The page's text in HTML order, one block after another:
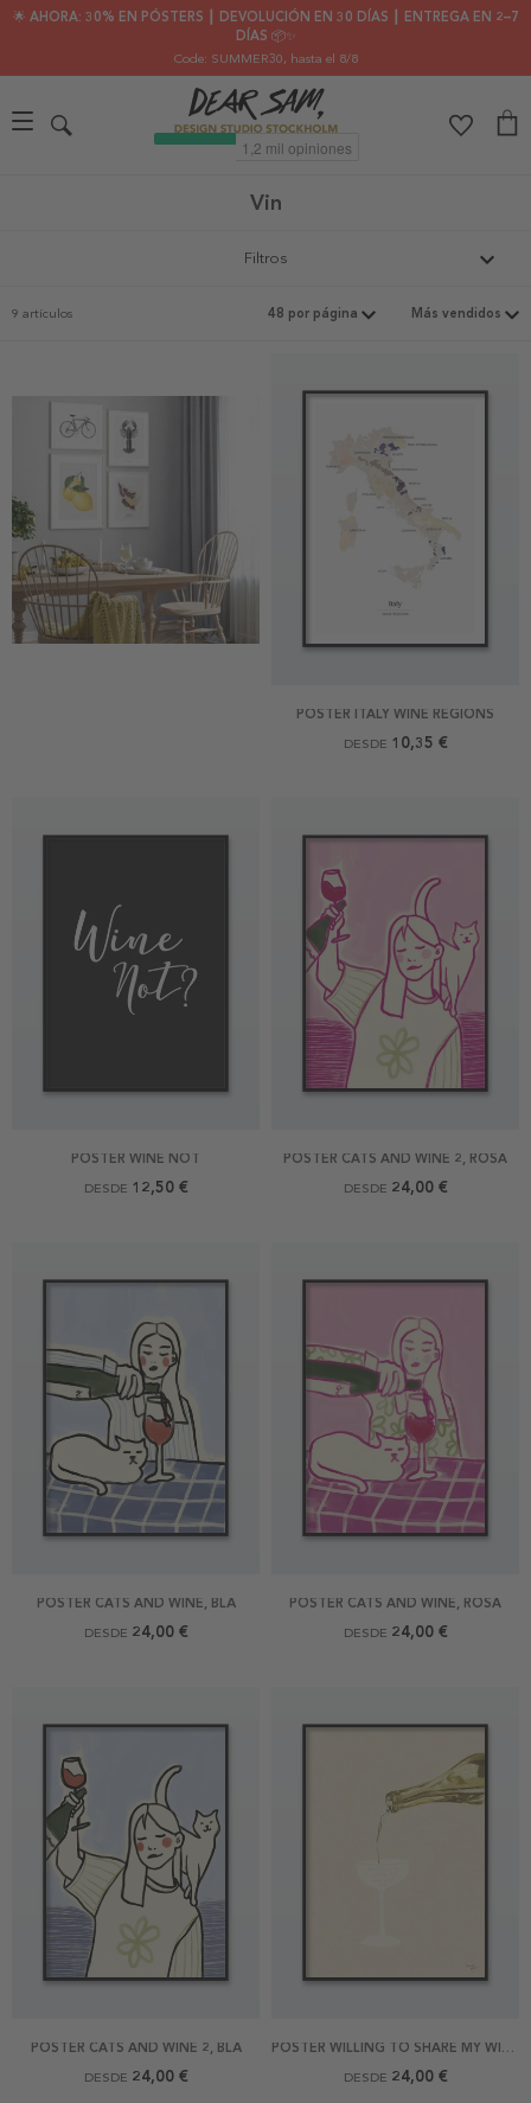
🌟 AHORA: 30% EN PÓSTERS ┃ DEVOLUCIÓN EN 30 DÍAS ┃ ENTREGA EN 2–7
DÍAS 📦✨
Code: SUMMER30, hasta el 8/8
Vin
Filtros
9 artículos
POSTER ITALY WINE REGIONS
DESDE 10,35 €
POSTER WINE NOT
DESDE 12,50 €
POSTER CATS AND WINE 2, ROSA
DESDE 24,00 €
POSTER CATS AND WINE, BLÅ
DESDE 24,00 €
POSTER CATS AND WINE, ROSA
DESDE 24,00 €
POSTER CATS AND WINE 2, BLÅ
DESDE 24,00 €
POSTER WILLING TO SHARE MY WINE WITH YOU
DESDE 24,00 €